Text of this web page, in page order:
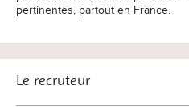
pertinentes, partout en France.
Le recruteur